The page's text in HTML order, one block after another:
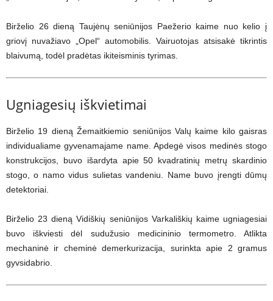
Birželio 26 dieną Taujėnų seniūnijos Paežerio kaime nuo kelio į
griovį nuvažiavo „Opel“ automobilis. Vairuotojas atsisakė tikrintis
blaivumą, todėl pradėtas ikiteisminis tyrimas.
Ugniagesių iškvietimai
Birželio 19 dieną Žemaitkiemio seniūnijos Valų kaime kilo gaisras
individualiame gyvenamajame name. Apdegė visos medinės stogo
konstrukcijos, buvo išardyta apie 50 kvadratinių metrų skardinio
stogo, o namo vidus sulietas vandeniu. Name buvo įrengti dūmų
detektoriai.
Birželio 23 dieną Vidiškių seniūnijos Varkališkių kaime ugniagesiai
buvo iškviesti dėl sudužusio medicininio termometro. Atlikta
mechaninė ir cheminė demerkurizacija, surinkta apie 2 gramus
gyvsidabrio.